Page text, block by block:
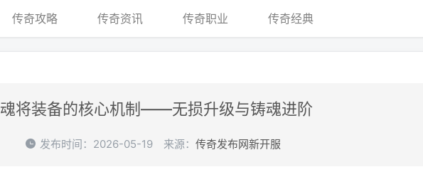
传奇攻略 传奇资讯 传奇职业 传奇经典
魂将装备的核心机制——无损升级与铸魂进阶
发布时间：2026-05-19 来源： 传奇发布网新开服